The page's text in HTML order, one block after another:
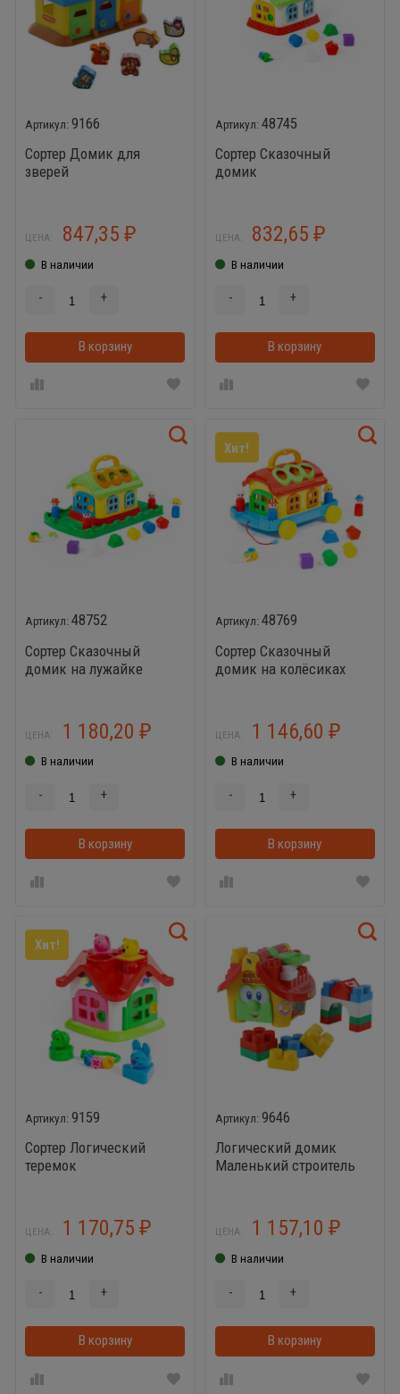
9166
Сортер Домик для
зверей
ЦЕНА: 847,35 ₽
В наличии
- +
В корзину
48745
Сортер Сказочный
домик
ЦЕНА: 832,65₽
В наличии
- +
В корзину
48752
Сортер Сказочный
домик на лужайке
ЦЕНА: 1 180,20 ₽
В наличии
- +
В корзину В корзинке
Хит!
48769
Сортер Сказочный
домик на колёсиках
ЦЕНА: 1 146,60₽
В наличии
- +
В корзину
Хит!
9159
Сортер Логический
теремок
ЦЕНА: 1 170,75 ₽
В наличии
- +
В корзину
9646
Логический домик
Маленький строитель
ЦЕНА: 1 157,10₽
В наличии
- +
В корзину